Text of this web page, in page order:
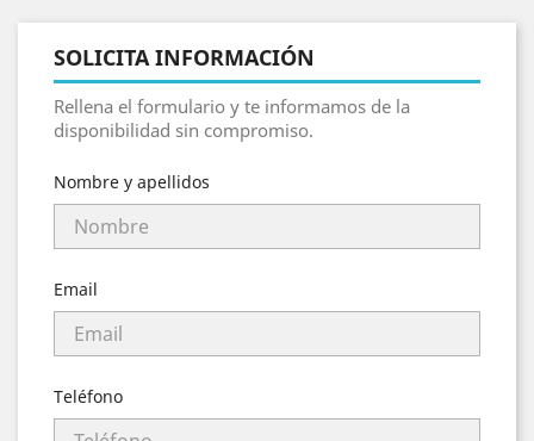
SOLICITA INFORMACIÓN
Rellena el formulario y te informamos de la
disponibilidad sin compromiso.
Nombre y apellidos
Email
Teléfono